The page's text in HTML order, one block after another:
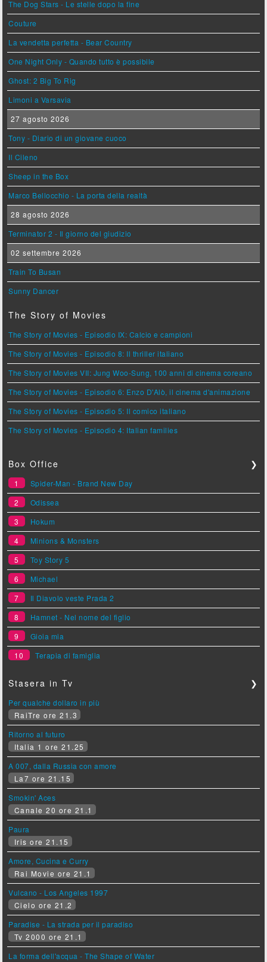
The Dog Stars - Le stelle dopo la fine
Couture
La vendetta perfetta - Bear Country
One Night Only - Quando tutto è possibile
Ghost: 2 Big To Rig
Limoni a Varsavia
27 agosto 2026
Tony - Diario di un giovane cuoco
Il Cileno
Sheep in the Box
Marco Bellocchio - La porta della realtà
28 agosto 2026
Terminator 2 - Il giorno del giudizio
02 settembre 2026
Train To Busan
Sunny Dancer
The Story of Movies
The Story of Movies - Episodio IX: Calcio e campioni
The Story of Movies - Episodio 8: Il thriller italiano
The Story of Movies VII: Jung Woo-Sung, 100 anni di cinema coreano
The Story of Movies - Episodio 6: Enzo D'Alò, il cinema d'animazione
The Story of Movies - Episodio 5: Il comico italiano
The Story of Movies - Episodio 4: Italian families
Box Office ❯
1
Spider-Man - Brand New Day
2
Odissea
3
Hokum
4
Minions & Monsters
5
Toy Story 5
6
Michael
7
Il Diavolo veste Prada 2
8
Hamnet - Nel nome del figlio
9
Gioia mia
10
Terapia di famiglia
Stasera in Tv ❯
Per qualche dollaro in più
RaiTre ore 21.3
Ritorno al futuro
Italia 1 ore 21.25
A 007, dalla Russia con amore
La7 ore 21.15
Smokin' Aces
Canale 20 ore 21.1
Paura
Iris ore 21.15
Amore, Cucina e Curry
Rai Movie ore 21.1
Vulcano - Los Angeles 1997
Cielo ore 21.2
Paradise - La strada per il paradiso
Tv 2000 ore 21.1
La forma dell'acqua - The Shape of Water